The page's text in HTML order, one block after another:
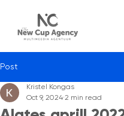
Post
Kristel Kongas
Oct 9, 2024 2 min read